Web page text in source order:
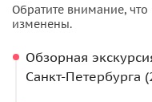
Обратите внимание,
изменены.
Обзорная
Санкт-Петербурга